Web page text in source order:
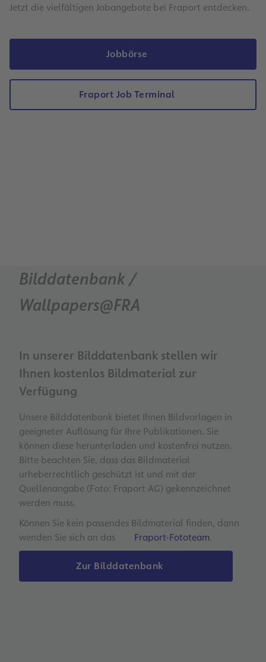
Jetzt die vielfältigen Jobangebote bei Fraport entdecken.
Jobbörse
Fraport Job Terminal
Bilddatenbank /
Wallpapers@FRA
In unserer Bilddatenbank stellen wir
Ihnen kostenlos Bildmaterial zur
Verfügung
Unsere Bilddatenbank bietet Ihnen Bildvorlagen in
geeigneter Auflösung für Ihre Publikationen. Sie
können diese herunterladen und kostenfrei nutzen.
Bitte beachten Sie, dass das Bildmaterial
urheberrechtlich geschützt ist und mit der
Quellenangabe (Foto: Fraport AG) gekennzeichnet
werden muss.
Können Sie kein passendes Bildmaterial finden, dann
wenden Sie sich an das
Fraport-Fototeam.
Zur Bilddatenbank